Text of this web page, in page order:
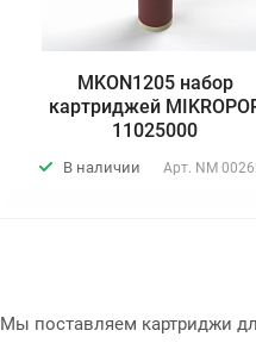
MKON1205 набор
картриджей
11025000
В наличии Арт. NM
Мы поставляем картриджи